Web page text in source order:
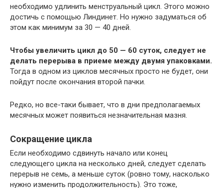
необходимо удлинить менструальный цикл. Этого можно
достичь с помощью Линдинет. Но нужно задуматься об
этом как минимум за 30 — 40 дней.
Чтобы увеличить цикл до 50 — 60 суток, следует не
делать перерыва в приеме между двумя упаковками.
Тогда в одном из циклов месячных просто не будет, они
пойдут после окончания второй пачки.
Редко, но все-таки бывает, что в дни предполагаемых
месячных может появиться незначительная мазня.
Сокращение цикла
Если необходимо сдвинуть начало или конец
следующего цикла на несколько дней, следует сделать
перерыв не семь, а меньше суток (ровно тому, насколько
нужно изменить продолжительность). Это тоже,